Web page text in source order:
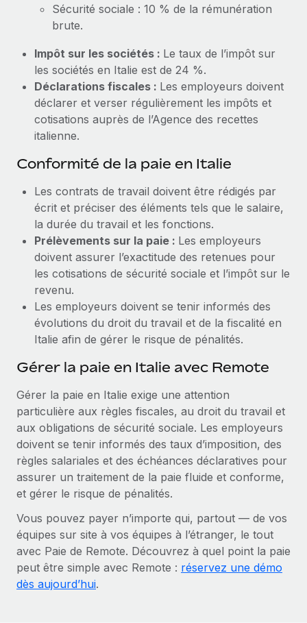
Sécurité sociale : 10 % de la rémunération
brute.
Impôt sur les sociétés : Le taux de l’impôt sur
les sociétés en Italie est de 24 %.
Déclarations fiscales : Les employeurs doivent
déclarer et verser régulièrement les impôts et
cotisations auprès de l’Agence des recettes
italienne.
Conformité de la paie en Italie
Les contrats de travail doivent être rédigés par
écrit et préciser des éléments tels que le salaire,
la durée du travail et les fonctions.
Prélèvements sur la paie : Les employeurs
doivent assurer l’exactitude des retenues pour
les cotisations de sécurité sociale et l’impôt sur le
revenu.
Les employeurs doivent se tenir informés des
évolutions du droit du travail et de la fiscalité en
Italie afin de gérer le risque de pénalités.
Gérer la paie en Italie avec Remote
Gérer la paie en Italie exige une attention
particulière aux règles fiscales, au droit du travail et
aux obligations de sécurité sociale. Les employeurs
doivent se tenir informés des taux d’imposition, des
règles salariales et des échéances déclaratives pour
assurer un traitement de la paie fluide et conforme,
et gérer le risque de pénalités.
Vous pouvez payer n’importe qui, partout — de vos
équipes sur site à vos équipes à l’étranger, le tout
avec Paie de Remote. Découvrez à quel point la paie
peut être simple avec Remote : réservez une démo
dès aujourd’hui.